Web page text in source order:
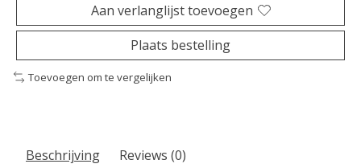
Aan verlanglijst toevoegen
Plaats bestelling
Toevoegen om te vergelijken
Beschrijving Reviews (0)